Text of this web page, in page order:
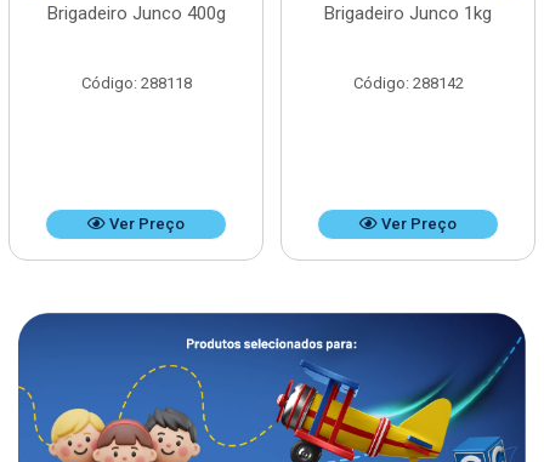
Brigadeiro Junco 400g
Código: 288118
Ver Preço
Brigadeiro Junco 1kg
Código: 288142
Ver Preço